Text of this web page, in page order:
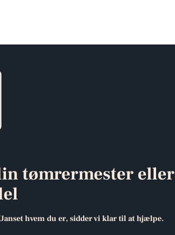
tømrermester eller
hvem du er, sidder vi klar til at hjælpe.